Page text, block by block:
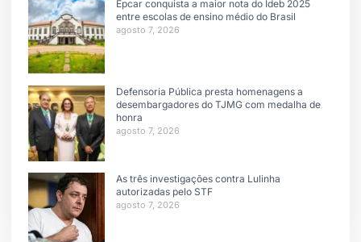
Epcar conquista a maior nota do Ideb 2025
entre escolas de ensino médio do Brasil
agosto 7, 2026
Defensoria Pública presta homenagens a
desembargadores do TJMG com medalha de
honra
agosto 7, 2026
As três investigações contra Lulinha
autorizadas pelo STF
agosto 7, 2026